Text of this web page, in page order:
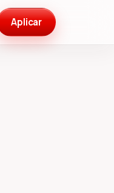
Aplicar